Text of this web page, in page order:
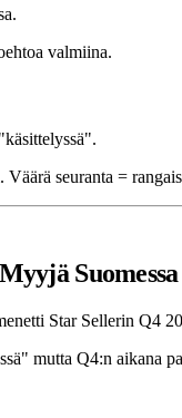
valmiina.
seuranta =
Suomessa
Star Sellerin Q4
mutta Q4:n aikana